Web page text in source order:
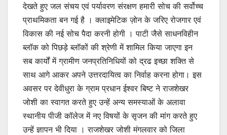
देखते हुए जल संचय एवं पर्यावरण संरक्षण हमारी सोच की सर्वोच्च
प्राथमिकता बन गई है । क्लाइमेटिक ज़ोन के जरिए रोजगार एवं
विकास की नई सोच पैदा करनी होगी । पाटी जैसे साधनविहीन
ब्लॉक को पिछड़े ब्लॉकों की श्रेणी में शामिल किया जाएगा इन
सब कार्यों में ग्रामीण जनप्रतिनिधियों को द्रढ इच्छा शक्ति से
साथ आगे आकर अपने उत्तरदायित्व का निर्वाह करना होगा। इस
अवसर पर देवीधुरा के ग्राम प्रधान ईश्वर बिष्ट ने राजशेखर
जोशी का स्वागत करते हुए उन्हें अन्य समस्याओं के अलावा
स्थानीय पीजी कॉलेज में नए विषयों के सृजन की मांग करते हुए
उन्हें ज्ञापन भी दिया । राजशेखर जोशी मंगलवार को जिला